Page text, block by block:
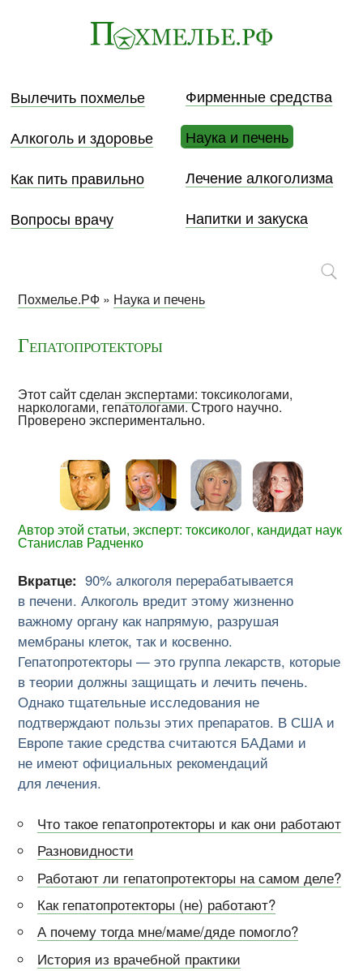
Вылечить похмелье
Фирменные средства
Алкоголь и здоровье
Наука и печень
Как пить правильно
Лечение алкоголизма
Вопросы врачу
Напитки и закуска
Похмелье.РФ » Наука и печень
Гепатопротекторы
Этот сайт сделанэкспертами: токсикологами,
наркологами, гепатологами. Строго научно.
Проверено экспериментально.
Автор этой статьи, эксперт: токсиколог, кандидат наук
Станислав Радченко
Вкратце: 90% алкоголя перерабатывается
в печени. Алкоголь вредит этому жизненно
важному органу как напрямую, разрушая
мембраны клеток, так и косвенно.
Гепатопротекторы — это группа лекарств, которые
в теории должны защищать и лечить печень.
Однако тщательные исследования не
подтверждают пользы этих препаратов. В США и
Европе такие средства считаются БАДами и
не имеют официальных рекомендаций
для лечения.
Что такое гепатопротекторы и как они работают
Разновидности
Работают ли гепатопротекторы на самом деле?
Как гепатопротекторы (не) работают?
А почему тогда мне/маме/дяде помогло?
История из врачебной практики